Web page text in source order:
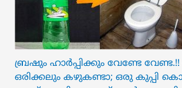
ബ്രഷും ഹാർപ്പിക്കും വേണ്ടേ
ഒരിക്കലും കഴുകണ്ടാ; ഒരു കുപ്പി